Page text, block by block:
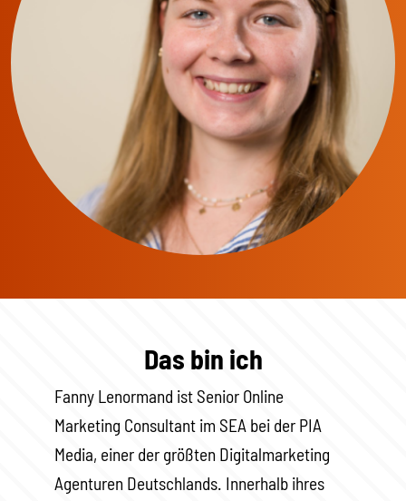
Das bin ich
Fanny Lenormand ist Senior Online
Marketing Consultant im SEA bei der PIA
Media, einer der größten Digitalmarketing
Agenturen Deutschlands. Innerhalb ihres